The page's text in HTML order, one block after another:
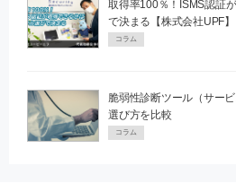
取得率100％！ISMS認証
で決まる【株式会社UPF】
コラム
脆弱性診断ツール（サー
選び方を比較
コラム